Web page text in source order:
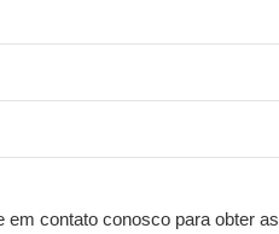
em contato conosco para obter as